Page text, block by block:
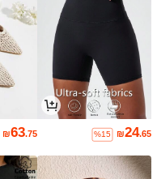
₪24.65
%15
₪63.75